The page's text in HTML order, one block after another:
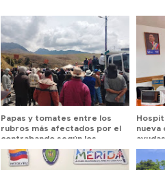
Papas y tomates entre los
rubros más afectados por el
contrabando según los
productores
nueva